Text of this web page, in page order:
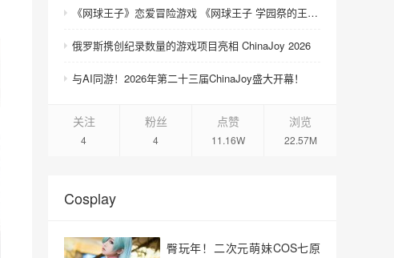
《网球王子》恋爱冒险游戏 《网球王子 学园祭的王子们 ♡-40 and more…》与《网球王子 心跳求生 Tie break ♡game》发售
俄罗斯携创纪录数量的游戏项目亮相 ChinaJoy 2026
与AI同游！2026年第二十三届ChinaJoy盛大开幕！
关注
4
粉丝
4
点赞
11.16W
浏览
22.57M
Cosplay
臀玩年！二次元萌妹COS七原